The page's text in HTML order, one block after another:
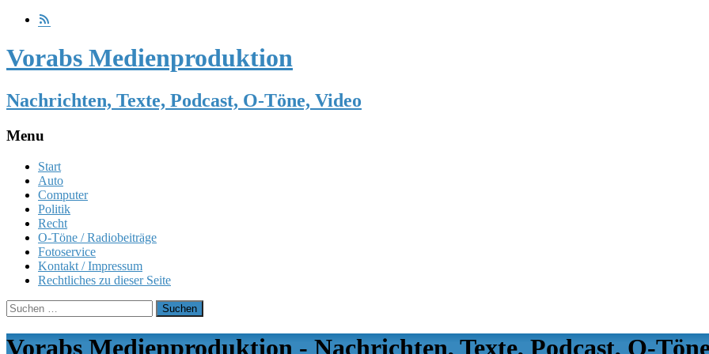
Vorabs Medienproduktion
Nachrichten, Texte, Podcast, O-Töne, Video
Menu
Skip
content
Start
Auto
Computer
Politik
Recht
O-Töne / Radiobeiträge
Fotoservice
Kontakt / Impressum
Rechtliches zu dieser Seite
Suchen
nach:
Vorabs Medienproduktion - Nachrichten, Texte, Podcast, O-